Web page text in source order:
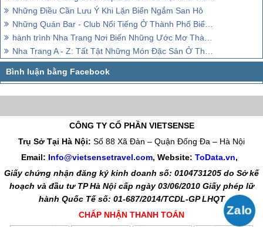
Những Điều Cần Lưu Ý Khi Lặn Biển Ngắm San Hô
Những Quán Bar - Club Nổi Tiếng Ở Thành Phố Biển Nha Trang
hành trình Nha Trang Nơi Biến Những Ước Mơ Thành Hiện Thực
Nha Trang A - Z: Tất Tật Những Món Đặc Sản Ở Thành Phố Biển Nha Trang (P2)
CÔNG TY CỔ PHẦN VIETSENSE
Trụ Sở Tại Hà Nội: Số 88 Xã Đàn – Quận Đống Đa – Hà Nội
Email: Info@vietsensetravel.com, Website: ToData.vn,
Giấy chứng nhận đăng ký kinh doanh số: 0104731205 do Sở kế
hoạch và đầu tư TP Hà Nội cấp ngày 03/06/2010 Giấy phép lữ
hành Quốc Tế số: 01-687/2014/TCDL-GP LHQT
CHẤP NHẬN THANH TOÁN